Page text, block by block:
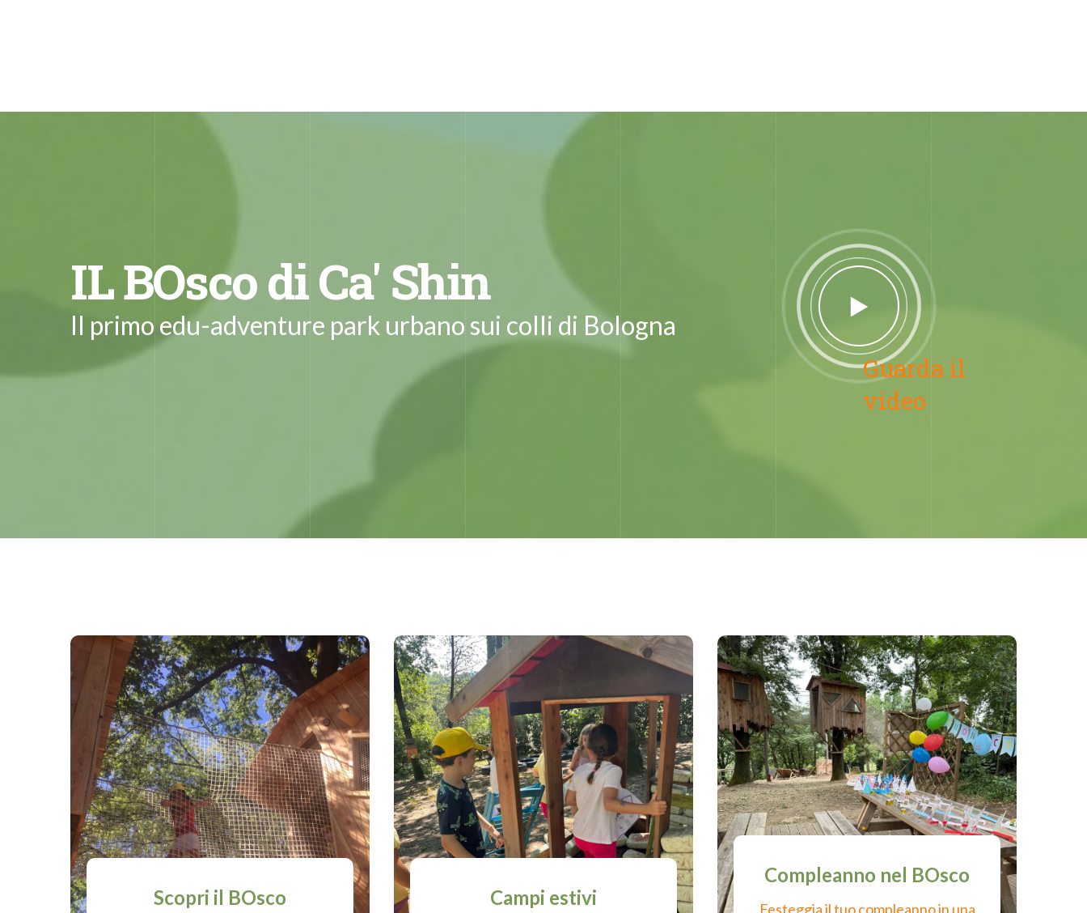
IL BOsco di Ca' Shin
Il primo edu-adventure park urbano sui colli di Bologna
Guarda il
video
Scopri il BOsco Campi estivi
Compleanno nel BOsco
Festeggia il tuo compleanno in una